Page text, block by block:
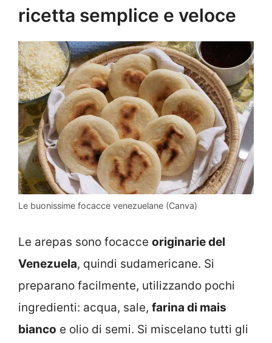
ricetta semplice e veloce
Le buonissime focacce venezuelane (Canva)
Le arepas sono focacce originarie del
Venezuela, quindi sudamericane. Si
preparano facilmente, utilizzando pochi
ingredienti: acqua, sale, farina di mais
bianco e olio di semi. Si miscelano tutti gli